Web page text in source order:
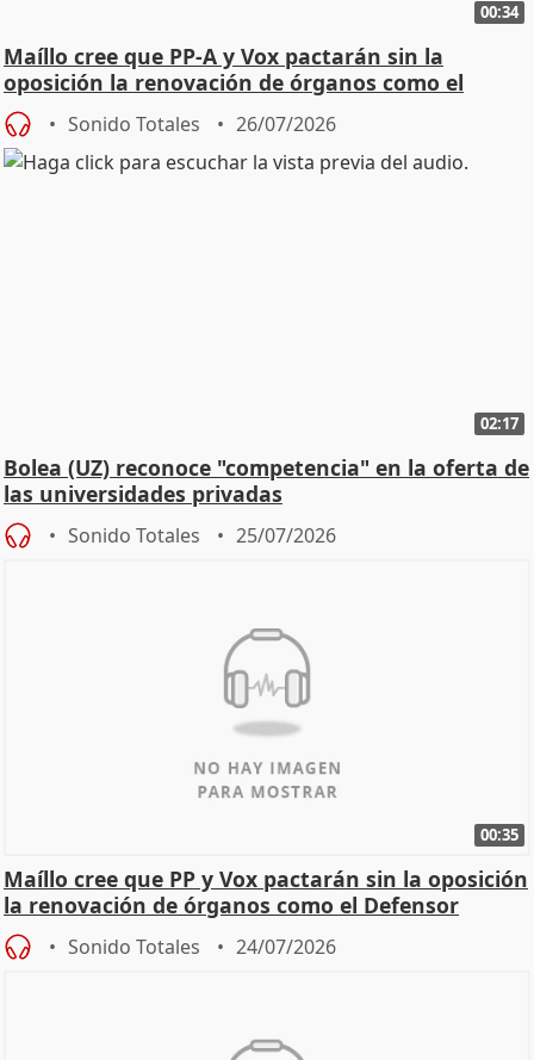
00:34
Maíllo cree que PP-A y Vox pactarán sin la
oposición la renovación de órganos como el
Defensor
Sonido Totales 26/07/2026
02:17
Bolea (UZ) reconoce "competencia" en la oferta de
las universidades privadas
Sonido Totales 25/07/2026
00:35
Maíllo cree que PP y Vox pactarán sin la oposición
la renovación de órganos como el Defensor
Sonido Totales 24/07/2026